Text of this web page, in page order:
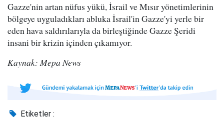
Gazze'nin artan nüfus yükü, İsrail ve Mısır yönetimlerinin
bölgeye uyguladıkları abluka İsrail'in Gazze'yi yerle bir
eden hava saldırılarıyla da birleştiğinde Gazze Şeridi
insani bir krizin içinden çıkamıyor.
Kaynak: Mepa News
Etiketler :